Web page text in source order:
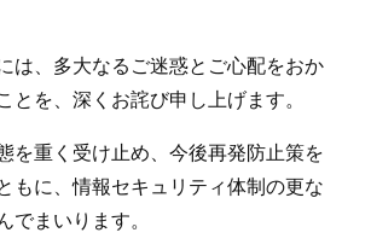
は、多大なるご迷惑とご心配をおか
とを、深くお詫び申し上げます。
を重く受け止め、今後再発防止策を
もに、情報セキュリティ体制の更な
でまいります。